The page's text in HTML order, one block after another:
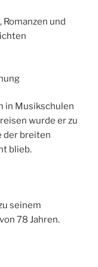
und
in Musikschulen
wurde er zu
der breiten
blieb.
seinem
78 Jahren.